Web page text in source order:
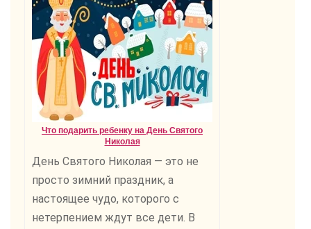
Что подарить ребенку на День Святого
Николая
День Святого Николая — это не
просто зимний праздник, а
настоящее чудо, которого с
нетерпением ждут все дети. В